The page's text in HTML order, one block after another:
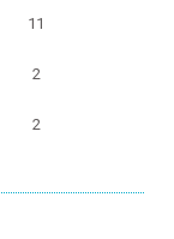
11
2
2